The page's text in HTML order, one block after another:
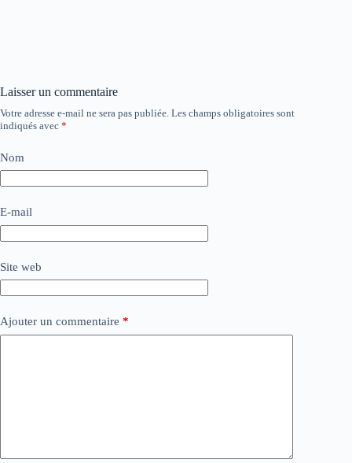
Laisser un commentaire
Votre adresse e-mail ne sera pas publiée. Les champs obligatoires sont
indiqués avec *
Nom
E-mail
Site web
Ajouter un commentaire *